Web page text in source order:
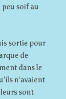
soif au
sortie pour
de
dans le
n’avaient
sont